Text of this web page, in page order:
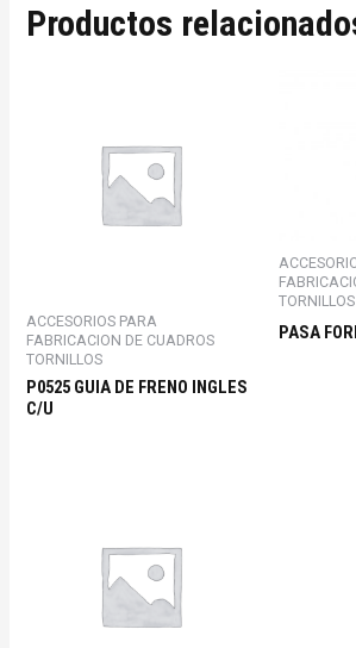
Productos
ACCESORIOS PARA
FABRICACION DE CUADROS
TORNILLOS
P0525 GUIA DE FRENO INGLES
C/U
TORNILLOS
PASA